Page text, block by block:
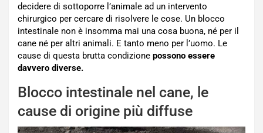
decidere di sottoporre l’animale ad un intervento
chirurgico per cercare di risolvere le cose. Un blocco
intestinale non è insomma mai una cosa buona, né per il
cane né per altri animali. E tanto meno per l’uomo. Le
cause di questa brutta condizione possono essere
davvero diverse.
Blocco intestinale nel cane, le
cause di origine più diffuse